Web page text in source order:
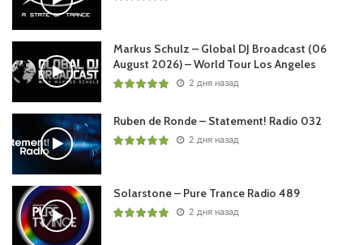
Markus Schulz – Global DJ Broadcast (06
August 2026) – World Tour Los Angeles
2 дня назад
Ruben de Ronde – Statement! Radio 032
2 дня назад
Solarstone – Pure Trance Radio 489
2 дня назад